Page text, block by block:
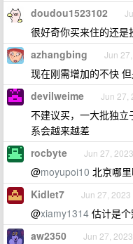
doudou1523102
很好奇你买来住的还是
azhangbing Jun
现在刚需增加的不快
devilweime Jun 27,
不建议买，一大批独
系会越来越差
rocbyte Jun 27, 2023
@moyupoi10 北京哪
Kidlet7 Jun 27,
@xiamy1314 估计是
aw2350 Jun 27, 2023